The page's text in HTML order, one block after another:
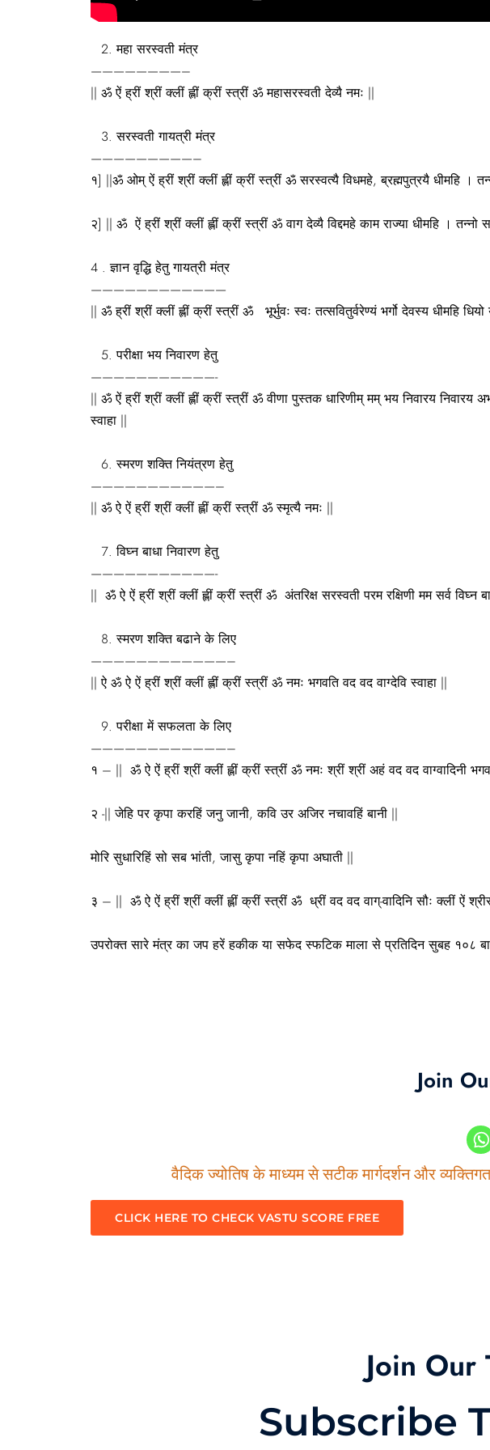
महा सरस्वती मंत्र
————————–
|| ॐ ऐं ह्रीं श्रीं क्लीं ह्लीं क्रीं स्त्रीं ॐ महासरस्वती देव्यै नमः ||
सरस्वती गायत्री मंत्र
—————————–
१] ||ॐ ओम् ऐं ह्रीं श्रीं क्लीं ह्लीं क्रीं स्त्रीं ॐ सरस्वत्यै विधमहे, ब्रह्मपुत्रयै धीमहि ।
२] || ॐ ऐं ह्रीं श्रीं क्लीं ह्लीं क्रीं स्त्रीं ॐ वाग देव्यै विद्दमहे काम राज्या धीमहि । तन्नो
4 . ज्ञान वृद्धि हेतु गायत्री मंत्र
————————————
|| ॐ ह्रीं श्रीं क्लीं ह्लीं क्रीं स्त्रीं ॐ भूर्भुवः स्वः तत्सवितुर्वरेण्यं भर्गो देवस्य धीमहि
परीक्षा भय निवारण हेतु
———————————-
|| ॐ ऐं ह्रीं श्रीं क्लीं ह्लीं क्रीं स्त्रीं ॐ वीणा पुस्तक धारिणीम् मम् भय निवारय निवारय
स्वाहा ||
स्मरण शक्ति नियंत्रण हेतु
———————————–
|| ॐ ऐ ऐं ह्रीं श्रीं क्लीं ह्लीं क्रीं स्त्रीं ॐ स्मृत्यै नमः ||
विघ्न बाधा निवारण हेतु
———————————-
|| ॐ ऐ ऐं ह्रीं श्रीं क्लीं ह्लीं क्रीं स्त्रीं ॐ अंतरिक्ष सरस्वती परम रक्षिणी मम सर्व विघ्न
स्मरण शक्ति बढाने के लिए
————————————–
|| ऐ ॐ ऐ ऐं ह्रीं श्रीं क्लीं ह्लीं क्रीं स्त्रीं ॐ नमः भगवति वद वद वाग्देवि स्वाहा ||
परीक्षा में सफलता के लिए
————————————–
१ – || ॐ ऐ ऐं ह्रीं श्रीं क्लीं ह्लीं क्रीं स्त्रीं ॐ नमः श्रीं श्रीं अहं वद वद वाग्वादिनी
२ -|| जेहि पर कृपा करहिं जनु जानी, कवि उर अजिर नचावहिं बानी ||
मोरि सुधारिहिं सो सब भांती, जासु कृपा नहिं कृपा अघाती ||
३ – || ॐ ऐ ऐं ह्रीं श्रीं क्लीं ह्लीं क्रीं स्त्रीं ॐ ध्रीं वद वद वाग्-वादिनि सौः क्लीं ऐं
उपरोक्त सारे मंत्र का जप हरें हकीक या सफेद स्फटिक माला से प्रतिदिन सुबह १०८
Join
वैदिक ज्योतिष के माध्यम से सटीक मार्गदर्शन और
CLICK HERE TO CHECK VASTU SCORE FREE
Join Our
Subscribe